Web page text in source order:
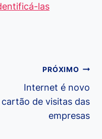
las
PRÓXIMO
Internet é novo
cartão de visitas das
empresas